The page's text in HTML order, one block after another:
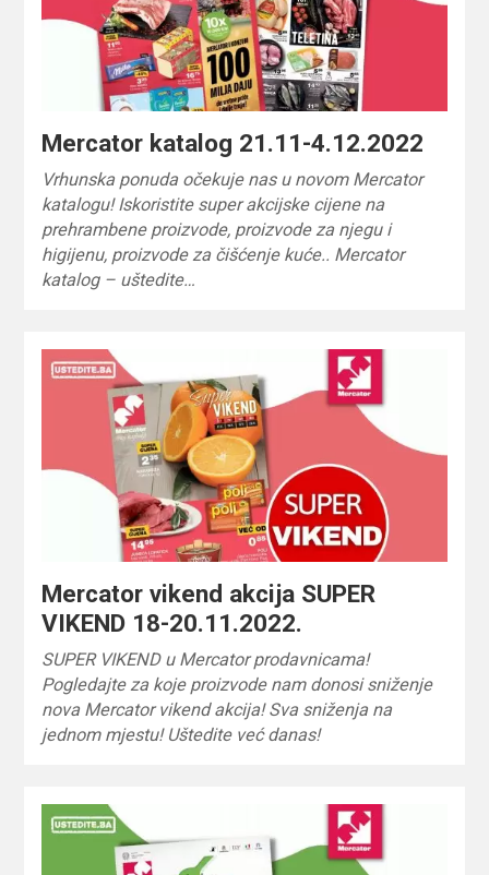
Mercator katalog 21.11-4.12.2022
Vrhunska ponuda očekuje nas u novom Mercator
katalogu! Iskoristite super akcijske cijene na
prehrambene proizvode, proizvode za njegu i
higijenu, proizvode za čišćenje kuće.. Mercator
katalog – uštedite…
Mercator vikend akcija SUPER
VIKEND 18-20.11.2022.
SUPER VIKEND u Mercator prodavnicama!
Pogledajte za koje proizvode nam donosi sniženje
nova Mercator vikend akcija! Sva sniženja na
jednom mjestu! Uštedite već danas!